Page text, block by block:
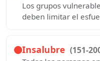
Los grupos
deben limitar el
Insalubre (151-